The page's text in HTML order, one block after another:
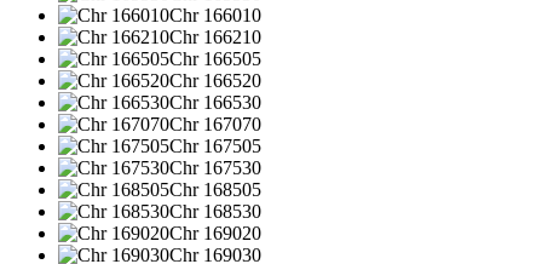
Chr 166010
Chr 166210
Chr 166505
Chr 166520
Chr 166530
Chr 167070
Chr 167505
Chr 167530
Chr 168505
Chr 168530
Chr 169020
Chr 169030